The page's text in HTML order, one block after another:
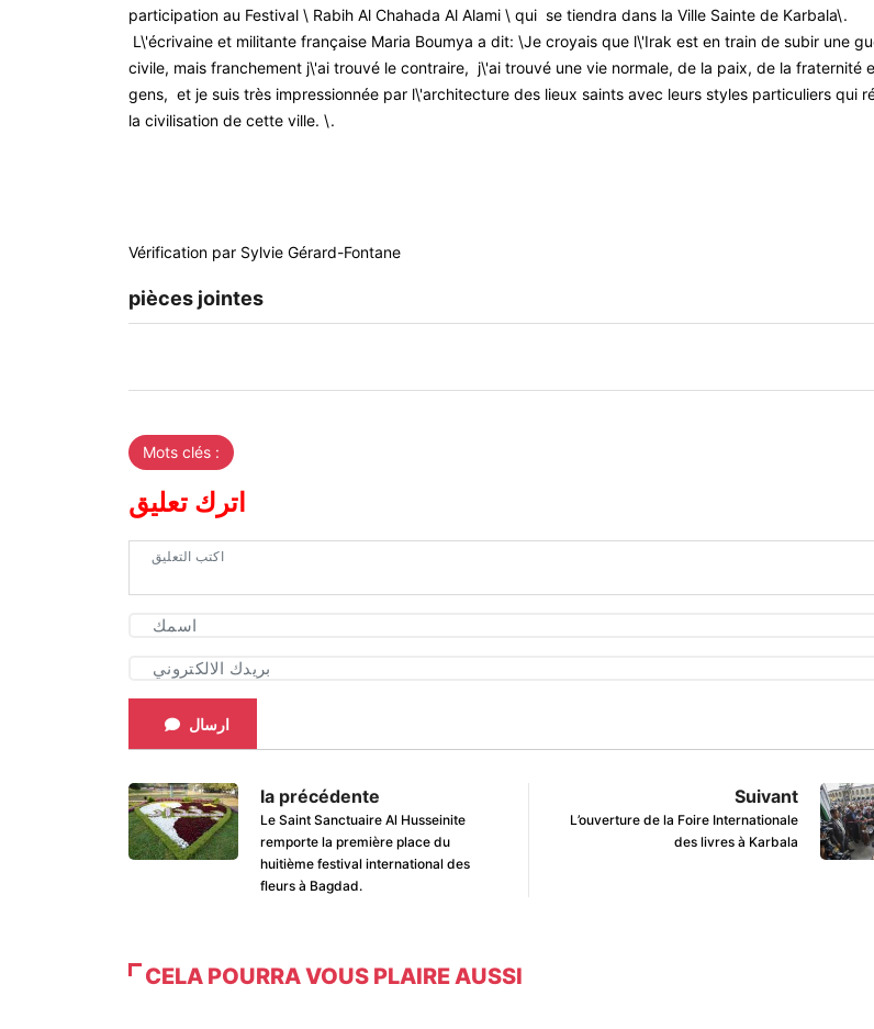
participation au Festival \ Rabih Al Chahada Al Alami \ qui se tiendra dans la Ville Sainte de Karbala\.
L\'écrivaine et militante française Maria Boumya a dit: \Je croyais que l\'Irak est en train de subir une
civile, mais franchement j\'ai trouvé le contraire, j\'ai trouvé une vie normale, de la paix, de la fraternité
gens, et je suis très impressionnée par l\'architecture des lieux saints avec leurs styles particuliers qui
la civilisation de cette ville. \.
Vérification par Sylvie Gérard-Fontane
pièces jointes
Mots clés :
اترك تعليق
ارسال
la précédente
Le Saint Sanctuaire Al Husseinite
remporte la première place du
huitième festival international des
fleurs à Bagdad.
Suivant
L’ouverture de la Foire Internationale
des livres à Karbala
CELA POURRA VOUS PLAIRE AUSSI